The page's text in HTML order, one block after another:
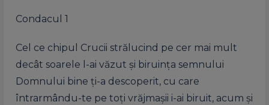
Condacul 1
Cel ce chipul Crucii strălucind pe cer mai mult
decât soarele l-ai văzut și biruința semnului
Domnului bine ți-a descoperit, cu care
întrarmându-te pe toți vrăjmașii i-ai biruit, acum și